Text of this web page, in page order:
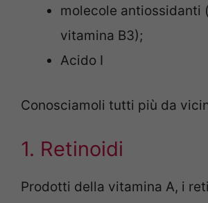
molecole antiossidanti
vitamina B3);
Acido I
Conosciamoli tutti più da
1. Retinoidi
Prodotti della vitamina A, i